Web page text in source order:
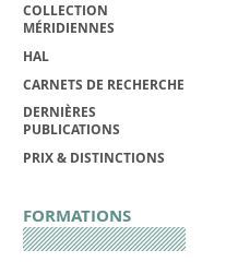
COLLECTION
MÉRIDIENNES
HAL
CARNETS DE RECHERCHE
DERNIÈRES
PUBLICATIONS
PRIX & DISTINCTIONS
FORMATIONS